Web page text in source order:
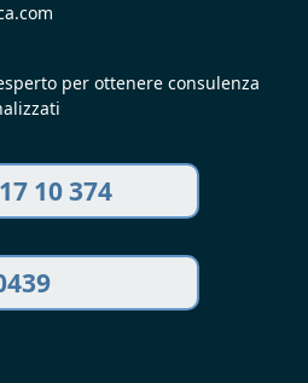
per ottenere consulenza
10 374